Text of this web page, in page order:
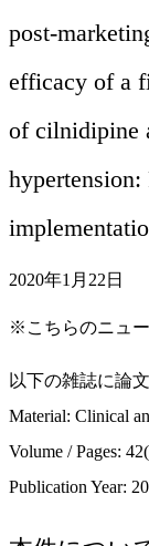
post-
efficacy of a
of cilnidipine
2020年1月22日
※こちらのニュ
以下の雑誌に論
Material: Clinical
Volume / Pages:
Publication Year: